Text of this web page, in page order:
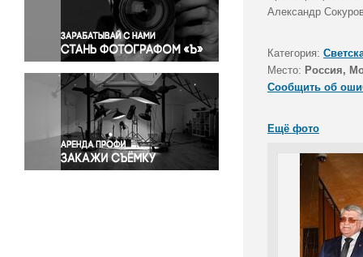
Правосудие
Происшествия и конфликты
Религия
Светская жизнь
Спорт
Экология
Экономика и бизнес
Александр
Категория:
Место: Россия,
Сообщить об
Ещё фото